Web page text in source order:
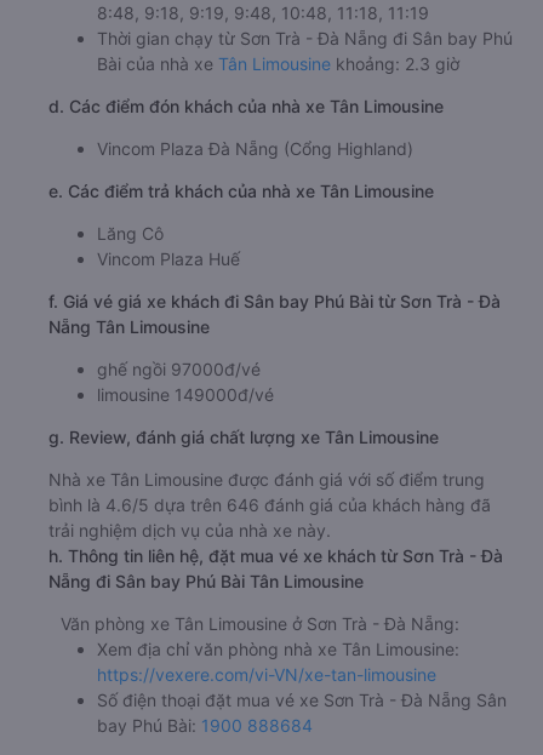
8:48, 9:18, 9:19, 9:48, 10:48, 11:18, 11:19
Thời gian chạy từ Sơn Trà - Đà Nẵng đi Sân bay Phú
Bài của nhà xe Tân Limousine khoảng: 2.3 giờ
d. Các điểm đón khách của nhà xe Tân Limousine
Vincom Plaza Đà Nẵng (Cổng Highland)
e. Các điểm trả khách của nhà xe Tân Limousine
Lăng Cô
Vincom Plaza Huế
f. Giá vé giá xe khách đi Sân bay Phú Bài từ Sơn Trà - Đà
Nẵng Tân Limousine
ghế ngồi 97000đ/vé
limousine 149000đ/vé
g. Review, đánh giá chất lượng xe Tân Limousine
Nhà xe Tân Limousine được đánh giá với số điểm trung
bình là 4.6/5 dựa trên 646 đánh giá của khách hàng đã
trải nghiệm dịch vụ của nhà xe này.
h. Thông tin liên hệ, đặt mua vé xe khách từ Sơn Trà - Đà
Nẵng đi Sân bay Phú Bài Tân Limousine
Văn phòng xe Tân Limousine ở Sơn Trà - Đà Nẵng:
Xem địa chỉ văn phòng nhà xe Tân Limousine:
https://vexere.com/vi-VN/xe-tan-limousine
Số điện thoại đặt mua vé xe Sơn Trà - Đà Nẵng Sân
bay Phú Bài: 1900 888684